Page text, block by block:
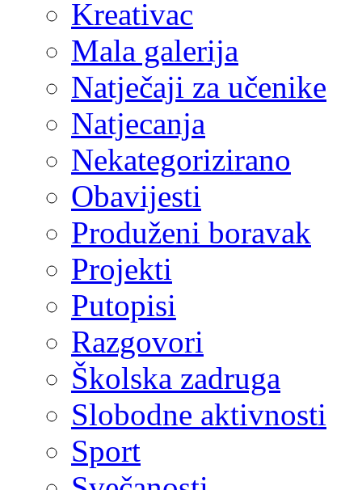
Kreativac
Mala galerija
Natječaji za učenike
Natjecanja
Nekategorizirano
Obavijesti
Produženi boravak
Projekti
Putopisi
Razgovori
Školska zadruga
Slobodne aktivnosti
Sport